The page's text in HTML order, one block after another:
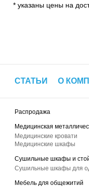
* указаны цены на
СТАТЬИ О
Распродажа
Медицинская
Медицинские кровати
Медицинские шкафы
Сушильные шкафы и
Сушильные шкафы для
Мебель для общежитий